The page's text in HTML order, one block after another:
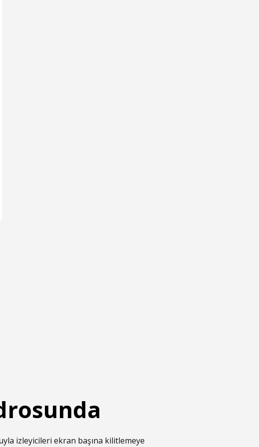
izleyicileri ekran başına kilitlemeye